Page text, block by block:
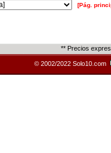
[Pág.
** Precios
© 2002/2022 Solo10.com